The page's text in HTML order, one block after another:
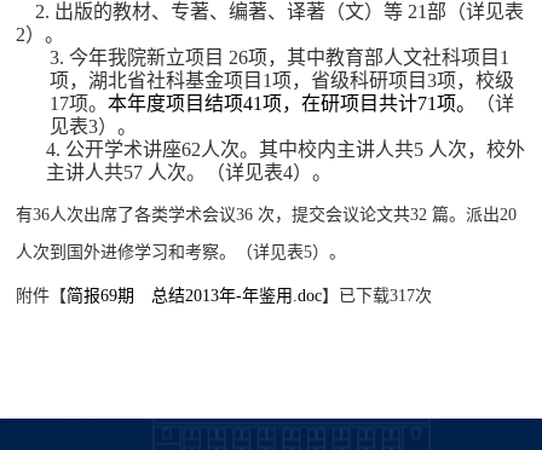
2. 出版的教材、专著、编著、译著（文）等 21部 （详见表
2）。
3.今年我院新立项目 26项，其中教育部人文社科项目 1
项，湖北省社科基金项目 1项，省级科研项目3项，校级
17项。本年度项目结项41项，在研项目共计71项。
（详
见表3）。
4. 公开学术讲座62人次。其中校内主讲人共5 人次，校外
主讲人共57 人次。（详见表4）。
有36人次出席了各类学术会议36次，提交会议论文共32篇。派出20
人次到国外进修学习和考察。（详见表5）。
附件【简报69期 总结2013年-年鉴用.doc】已下载317次